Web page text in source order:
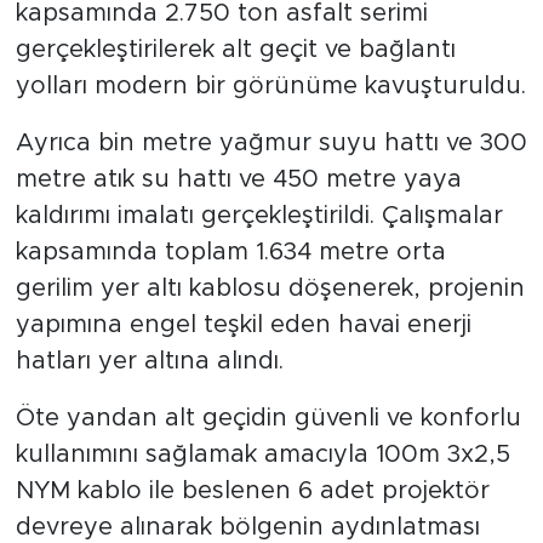
kapsamında 2.750 ton asfalt serimi
gerçekleştirilerek alt geçit ve bağlantı
yolları modern bir görünüme kavuşturuldu.
Ayrıca bin metre yağmur suyu hattı ve 300
metre atık su hattı ve 450 metre yaya
kaldırımı imalatı gerçekleştirildi. Çalışmalar
kapsamında toplam 1.634 metre orta
gerilim yer altı kablosu döşenerek, projenin
yapımına engel teşkil eden havai enerji
hatları yer altına alındı.
Öte yandan alt geçidin güvenli ve konforlu
kullanımını sağlamak amacıyla 100m 3x2,5
NYM kablo ile beslenen 6 adet projektör
devreye alınarak bölgenin aydınlatması